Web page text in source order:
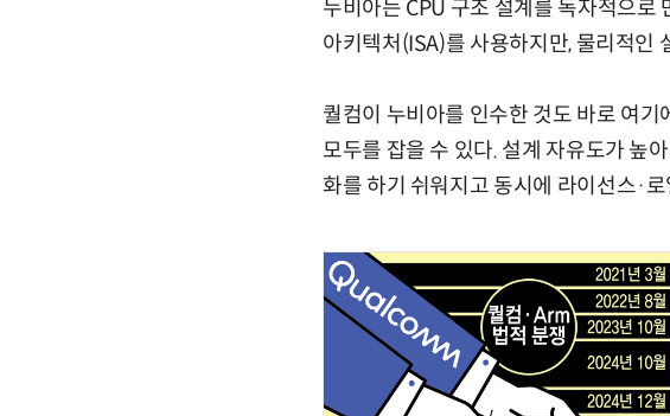
누비아는 CPU 구조 설계를 독자적으로
아키텍처(ISA)를 사용하지만, 물리적인
퀄컴이 누비아를 인수한 것도 바로 여
모두를 잡을 수 있다. 설계 자유도가 높
화를 하기 쉬워지고 동시에 라이선스·